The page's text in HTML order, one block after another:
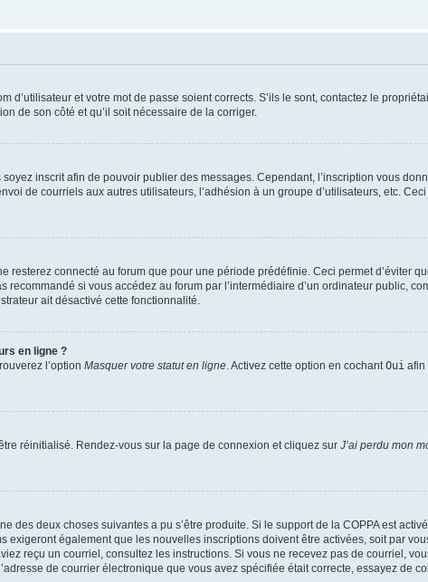
et votre mot de passe soient corrects. S’ils le sont, contactez le
de son côté et qu’il soit nécessaire de la corriger.
inscrit afin de pouvoir publier des messages. Cependant, l’inscription vous
de courriels aux autres utilisateurs, l’adhésion à un groupe d’utilisateurs, etc.
resterez connecté au forum que pour une période prédéfinie. Ceci permet d’éviter
si vous accédez au forum par l’intermédiaire d’un ordinateur public,
ait désactivé cette fonctionnalité.
en ligne ?
l’option Masquer votre statut en ligne . Activez cette option en cochant Oui afin
réinitialisé. Rendez-vous sur la page de connexion et cliquez sur J’ai perdu mon
des deux choses suivantes a pu s’être produite. Si le support de la COPPA est
également que les nouvelles inscriptions doivent être activées, soit par
reçu un courriel, consultez les instructions. Si vous ne recevez pas de courriel,
de courrier électronique que vous avez spécifiée était correcte, essayez de